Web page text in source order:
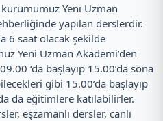
Yeni Uzman
yapılan derslerdir.
6 saat olacak şekilde
Yeni Uzman Akademi’den
‘da başlayıp 15.00’da sona
gibi 15.00’da başlayıp
da eğitimlere katılabilirler.
eşzamanlı dersler, canlı